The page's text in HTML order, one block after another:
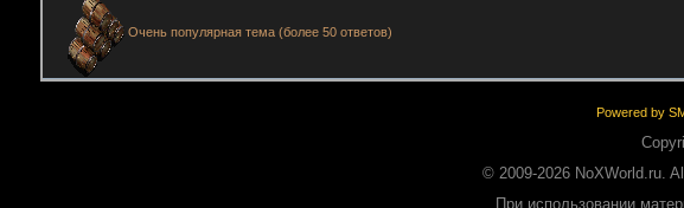
Очень популярная тема (более 50 ответов)
Powered by
© 2009-2026 NoXWorld.ru.
При использовании